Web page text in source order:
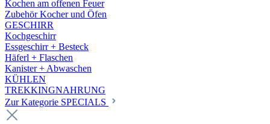
Kochen am offenen Feuer
Zubehör Kocher und Öfen
GESCHIRR
Kochgeschirr
Essgeschirr + Besteck
Häferl + Flaschen
Kanister + Abwaschen
KÜHLEN
TREKKINGNAHRUNG
Zur Kategorie SPECIALS